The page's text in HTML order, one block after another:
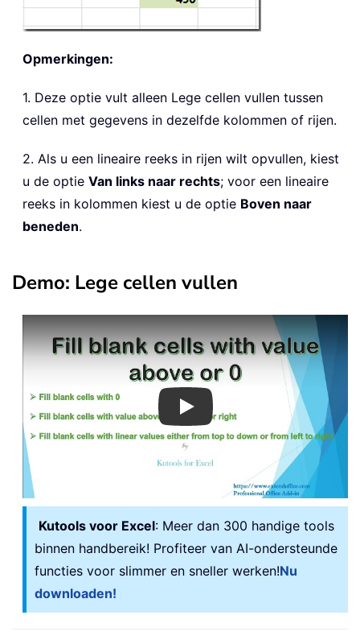
Opmerkingen:
1. Deze optie vult alleen Lege cellen vullen tussen
cellen met gegevens in dezelfde kolommen of rijen.
2. Als u een lineaire reeks in rijen wilt opvullen, kiest
u de optie Van links naar rechts; voor een lineaire
reeks in kolommen kiest u de optie Boven naar
beneden.
Demo: Lege cellen vullen
Play
Kutools voor Excel: Meer dan 300 handige tools
binnen handbereik! Profiteer van AI-ondersteunde
functies voor slimmer en sneller werken!Nu
downloaden!